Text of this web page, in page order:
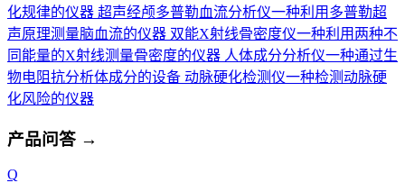
化规律的仪器 超声经颅多普勒血流分析仪一种利用多普勒超
声原理测量脑血流的仪器 双能X射线骨密度仪一种利用两种不
同能量的X射线测量骨密度的仪器 人体成分分析仪一种通过生
物电阻抗分析体成分的设备 动脉硬化检测仪一种检测动脉硬
化风险的仪器
产品问答 →
Q